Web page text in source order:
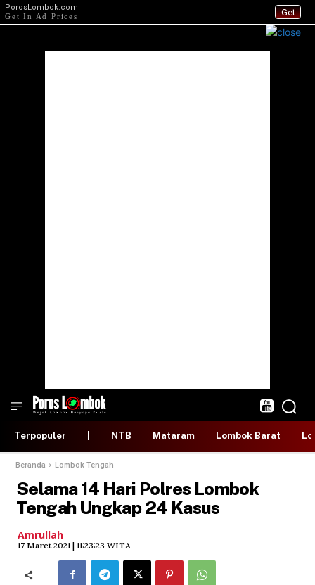
Get
PorosLombok.com
Get In Ad Prices
Terpopuler NTB Mataram Lombok Barat
Beranda Lombok Tengah
Selama 14 Hari Polres Lombok
Tengah Ungkap 24 Kasus
Amrullah
​17 Maret 2021 | 11:23:23 WITA